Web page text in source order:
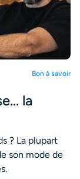
Bon à savoir
la
? La plupart
son mode de